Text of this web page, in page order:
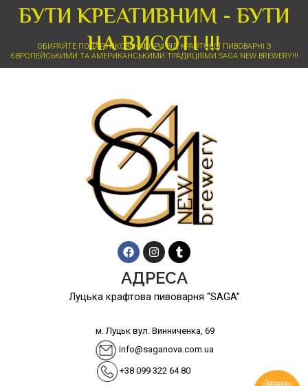
БУТИ КРЕАТИВНИМ - БУТИ
НА ВИСОТІ !!!
ОБИРАЙТЕ ПОДАРУНКОВІ НАБОРИ ВІД КРАФТОВОЇ ПИВОВАРНІ З
ЄВРОПЕЙСЬКИМИ ТА АМЕРИКАНСЬКИМИ ТРАДИЦІЯМИ SAGA NEW BREWERY!!!
F
a
c
o
o
k
I
n
s
g
r
a
T
u
m
r
АДРЕСА
Луцька крафтова пивоварня “SAGA”
м. Луцьк вул. Винниченка, 69
info@saganova.com.ua
+38 099 322 64 80